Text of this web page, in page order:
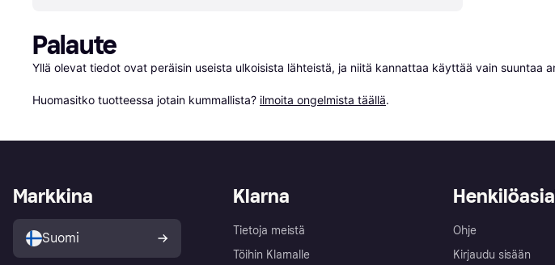
Palaute
Yllä olevat tiedot ovat peräisin useista ulkoisista lähteistä, ja niitä kannattaa käyttää vain suuntaa
Huomasitko tuotteessa jotain kummallista? ilmoita ongelmista täällä.
Klarna
Tietoja meistä
Töihin Klarnalle
Ohje
Kirjaudu sisään
Markkina
Suomi